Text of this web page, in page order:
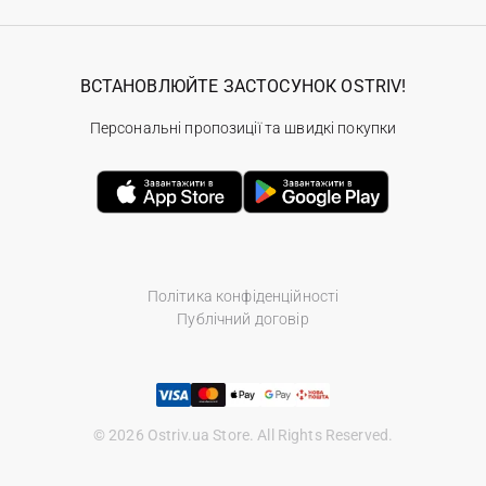
Політика конфіденційності
Публічний договір
© 2026 Ostriv.ua Store. All Rights Reserved.
ВСТАНОВЛЮЙТЕ ЗАСТОСУНОК OSTRIV!
Персональні пропозиції та швидкі покупки